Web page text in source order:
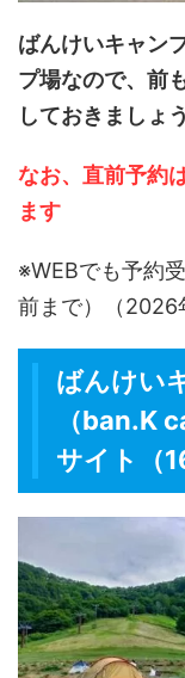
ばんけいキャン
プ場なので、前
しておきましょう
なお、直前予約
ます
※WEBでも予約
前まで）（2026
ばんけい
（ban.K
サイト（